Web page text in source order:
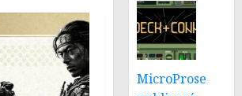
MicroProse